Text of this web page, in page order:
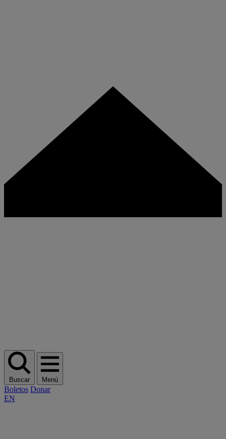
Buscar Menú
Boletos Donar
EN